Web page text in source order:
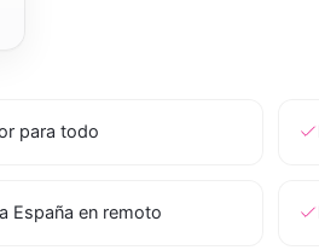
para todo
España en remoto